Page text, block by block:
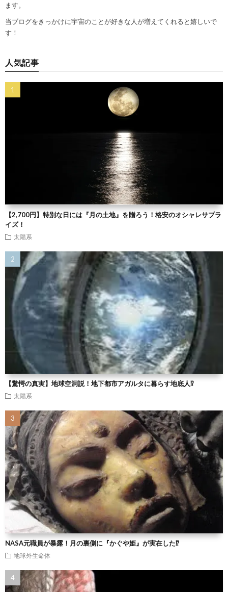
ます。
当ブログをきっかけに宇宙のことが好きな人が増えてくれると嬉しいで
す！
人気記事
【2,700円】特別な日には『月の土地』を贈ろう！格安のオシャレサプラ
イズ！
太陽系
【驚愕の真実】地球空洞説！地下都市アガルタに暮らす地底人⁉
太陽系
NASA元職員が暴露！月の裏側に『かぐや姫』が実在した⁉
地球外生命体